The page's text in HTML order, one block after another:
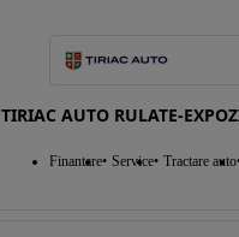
TIRIAC AUTO RULATE-
Finantare Service Tractare auto